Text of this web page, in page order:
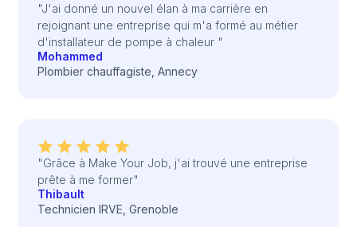
"J'ai donné un nouvel élan à ma carrière en
rejoignant une entreprise qui m'a formé au métier
d'installateur de pompe à chaleur "
Mohammed
Plombier chauffagiste, Annecy
"Grâce à Make Your Job, j'ai trouvé une entreprise
prête à me former"
Thibault
Technicien IRVE, Grenoble